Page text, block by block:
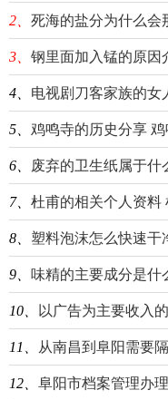
2、 死海的盐分为什么会
3、 钢里面加入锰的原因
4、 电视剧刀客家族的女人
5、 鸡鸣寺的历史分享
6、 废弃的卫生纸属于什
7、 杜甫的相关个人资料
8、 塑料泡沫怎么快速干
9、 味精的主要成分是什
10、 以广告为主要收入的
11、 从南昌到阜阳需要隔离
12、 阜阳市档案管理办理中心